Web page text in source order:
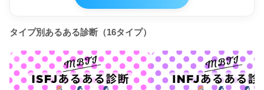
タイプ別あるある診断（16タイプ）